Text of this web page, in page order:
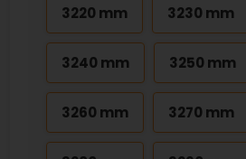
3220 mm 3230 mm
3240 mm 3250 mm
3260 mm 3270 mm